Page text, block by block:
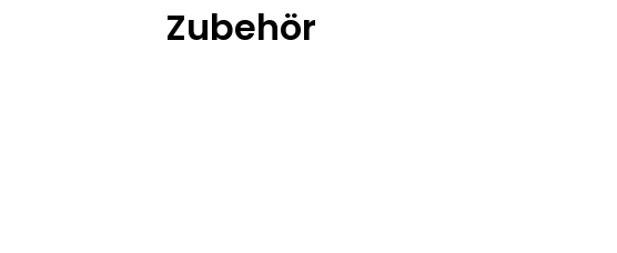
Zubehör